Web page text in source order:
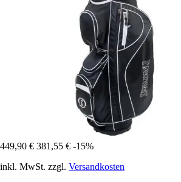
449,90 € 381,55 € -15%
inkl. MwSt. zzgl. Versandkosten